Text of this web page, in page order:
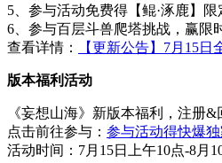
5、参与活动免费得【鲲·涿鹿】
6、参与百层斗兽爬塔挑战，赢限
查看详情：
【更新公告】7月15
版本福利活动
《妄想山海》新版本福利，注册
点击前往参与： 参与活动得快爆
活动时间：7月15日上午10点-8月